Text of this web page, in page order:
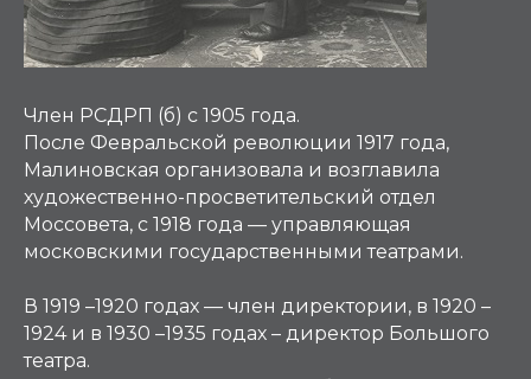
Член РСДРП (б) с 1905 года.
После Февральской революции 1917 года,
Малиновская организовала и возглавила
художественно-просветительский отдел
Моссовета, с 1918 года — управляющая
московскими государственными театрами.
В 1919 –1920 годах — член директории, в 1920 –
1924 и в 1930 –1935 годах – директор Большого
театра.